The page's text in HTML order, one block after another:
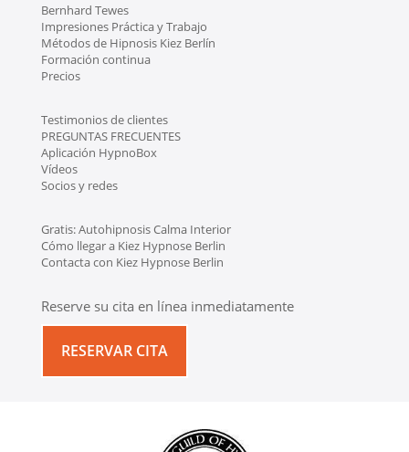
Bernhard Tewes
Impresiones Práctica y Trabajo
Métodos de Hipnosis Kiez Berlín
Formación continua
Precios
Testimonios de clientes
PREGUNTAS FRECUENTES
Aplicación HypnoBox
Vídeos
Socios y redes
Gratis: Autohipnosis Calma Interior
Cómo llegar a Kiez Hypnose Berlin
Contacta con Kiez Hypnose Berlin
Reserve su cita en línea inmediatamente
RESERVAR CITA